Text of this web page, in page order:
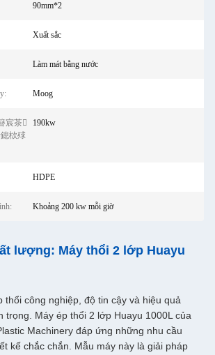
90mm*2
Xuất sắc
Làm mát bằng nước
Moog
宸茶
栨殏
190kw
HDPE
Khoảng 200 kw mỗi giờ
lượng: Máy thổi 2 lớp Huayu
thổi công nghiệp, độ tin cậy và hiệu quả
trọng. Máy ép thổi 2 lớp Huayu 1000L của
Machinery đáp ứng những nhu cầu
kế chắc chắn. Mẫu máy này là giải pháp